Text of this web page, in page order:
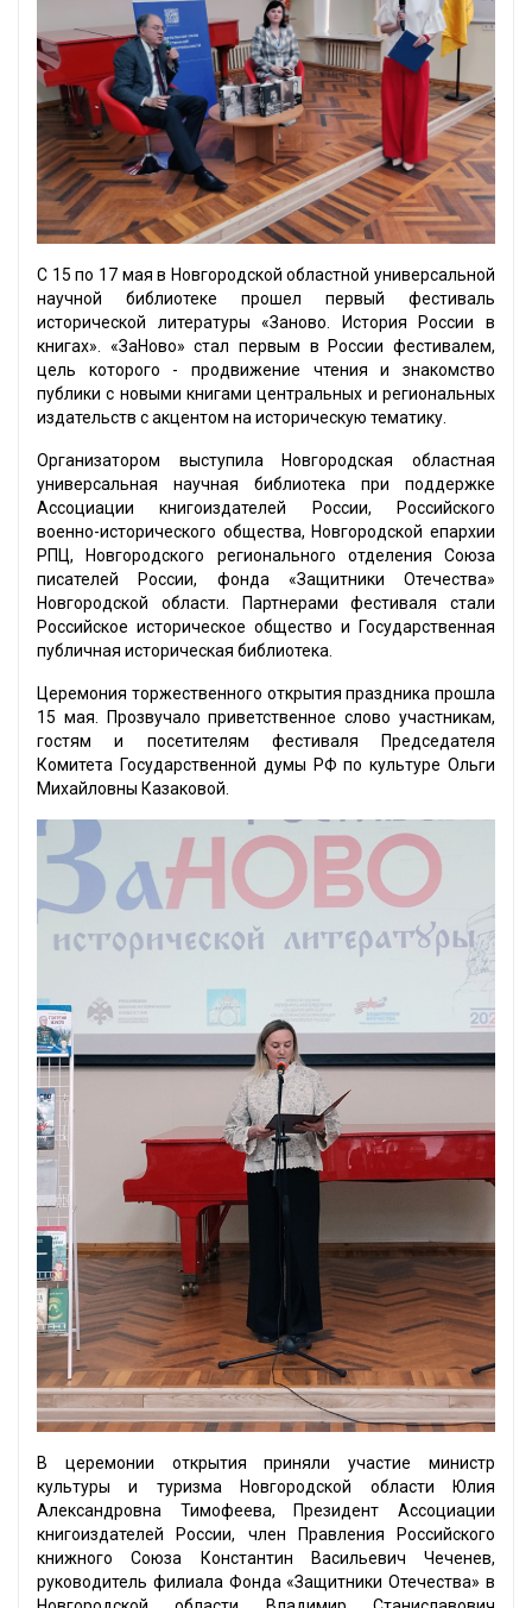
С 15 по 17 мая в Новгородской областной универсальной
научной библиотеке прошел первый фестиваль
исторической литературы «Заново. История России в
книгах». «ЗаНово» стал первым в России фестивалем,
цель которого - продвижение чтения и знакомство
публики с новыми книгами центральных и региональных
издательств с акцентом на историческую тематику.
Организатором выступила Новгородская областная
универсальная научная библиотека при поддержке
Ассоциации книгоиздателей России, Российского
военно-исторического общества, Новгородской епархии
РПЦ, Новгородского регионального отделения Союза
писателей России, фонда «Защитники Отечества»
Новгородской области. Партнерами фестиваля стали
Российское историческое общество и Государственная
публичная историческая библиотека.
Церемония торжественного открытия праздника прошла
15 мая. Прозвучало приветственное слово участникам,
гостям и посетителям фестиваля Председателя
Комитета Государственной думы РФ по культуре Ольги
Михайловны Казаковой.
В церемонии открытия приняли участие министр
культуры и туризма Новгородской области Юлия
Александровна Тимофеева, Президент Ассоциации
книгоиздателей России, член Правления Российского
книжного Союза Константин Васильевич Чеченев,
руководитель филиала Фонда «Защитники Отечества» в